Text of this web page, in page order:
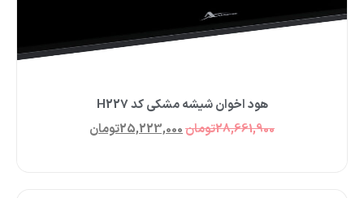
هود اخوان شیشه مشکی کد H227
28,661,900تومان25,223,000تومان